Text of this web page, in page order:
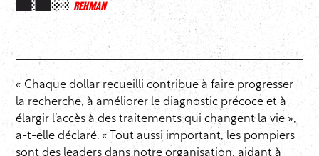
REHMAN
« Chaque dollar recueilli contribue à faire progresser
la recherche, à améliorer le diagnostic précoce et à
élargir l’accès à des traitements qui changent la vie »,
a-t-elle déclaré. « Tout aussi important, les pompiers
sont des leaders dans notre organisation, aidant à